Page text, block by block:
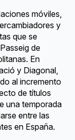
móviles,
y
que se
de
En
y Diagonal,
al incremento
de títulos
una temporada
entre las
en España.